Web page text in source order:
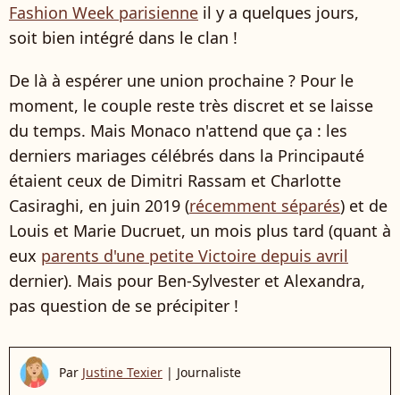
Fashion Week parisienne il y a quelques jours,
soit bien intégré dans le clan !
De là à espérer une union prochaine ? Pour le
moment, le couple reste très discret et se laisse
du temps. Mais Monaco n'attend que ça : les
derniers mariages célébrés dans la Principauté
étaient ceux de Dimitri Rassam et Charlotte
Casiraghi, en juin 2019 (récemment séparés) et de
Louis et Marie Ducruet, un mois plus tard (quant à
eux parents d'une petite Victoire depuis avril
dernier). Mais pour Ben-Sylvester et Alexandra,
pas question de se précipiter !
Par Justine Texier | Journaliste